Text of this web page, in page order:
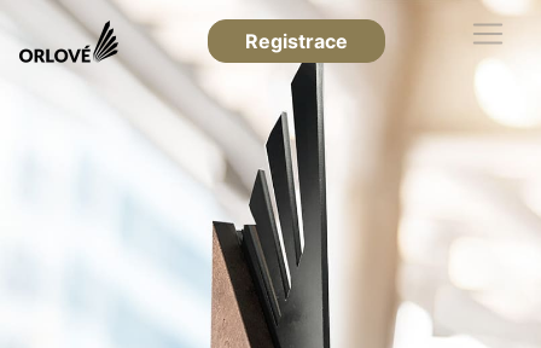
Registrace